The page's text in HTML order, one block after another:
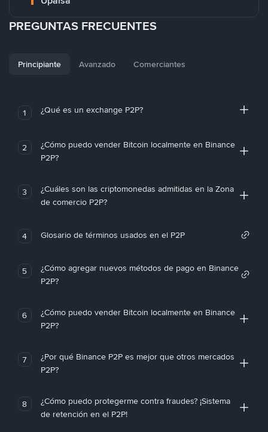
PREGUNTAS FRECUENTES
Principiante Avanzado Comerciantes
1 ¿Qué es un exchange P2P?
2
¿Cómo puedo vender Bitcoin localmente en Binance
P2P?
3
¿Cuáles son las criptomonedas admitidas en la Zona
de comercio P2P?
4 Glosario de términos usados en el P2P
5
¿Cómo agregar nuevos métodos de pago en Binance
P2P?
6
¿Cómo puedo vender Bitcoin localmente en Binance
P2P?
7
¿Por qué Binance P2P es mejor que otros mercados
P2P?
8
¿Cómo puedo protegerme contra fraudes? ¡Sistema
de retención en el P2P!